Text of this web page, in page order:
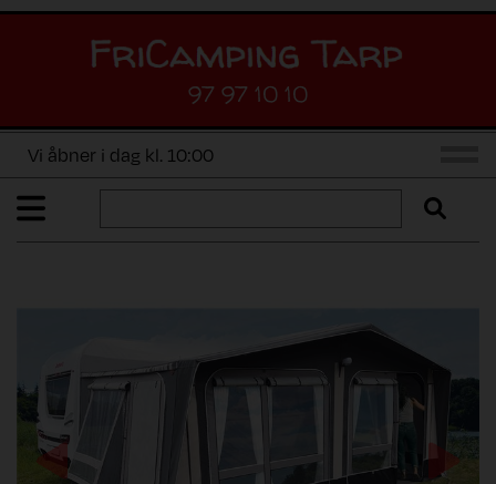
97 97 10 10
Vi åbner i dag kl. 10:00
Previous Next